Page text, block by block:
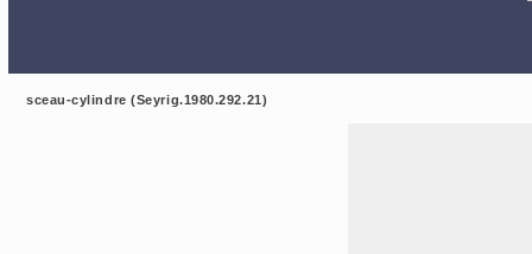
sceau-cylindre (Seyrig.1980.292.21)